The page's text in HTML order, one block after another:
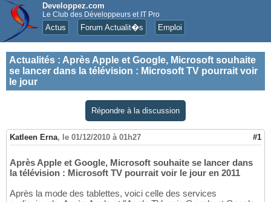
Developpez.com
Le Club des Développeurs et IT Pro
Actus Forum Actualit�s Emploi
Actualités : Après Apple et Google, Microsoft souhaite
se lancer dans la télévision : Microsoft TV pourrait voir
le jour
Répondre à la discussion
Katleen Erna, le 01/12/2010 à 01h27 #1
Après Apple et Google, Microsoft souhaite se lancer dans
la télévision : Microsoft TV pourrait voir le jour en 2011
Après la mode des tablettes, voici celle des services